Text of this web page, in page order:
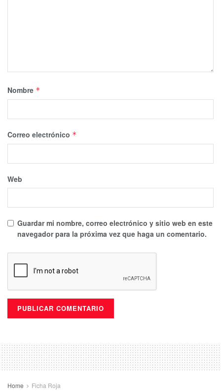
Nombre *
Correo electrónico *
Web
Guardar mi nombre, correo electrónico y sitio web en este
navegador para la próxima vez que haga un comentario.
Home Ficha Roja